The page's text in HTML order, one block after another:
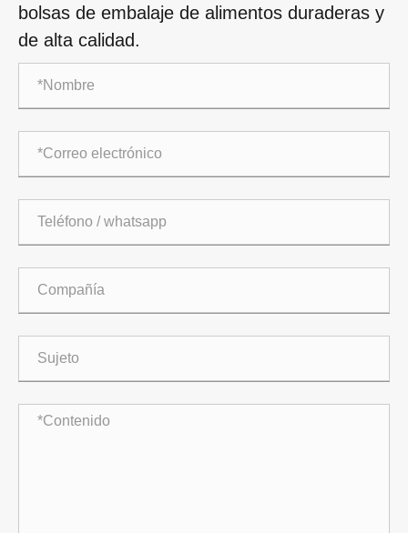
bolsas de embalaje de alimentos duraderas y
de alta calidad.